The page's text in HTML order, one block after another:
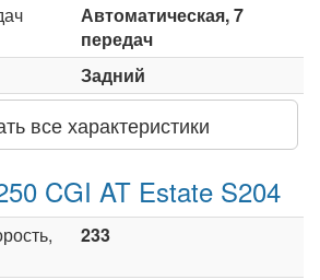
Автоматическая, 7
передач
Задний
все характеристики
CGI AT Estate S204
233